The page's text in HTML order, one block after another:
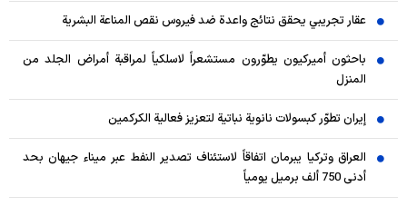
عقار تجريبي يحقق نتائج واعدة ضد فيروس نقص المناعة البشرية
باحثون أميركيون يطوّرون مستشعراً لاسلكياً لمراقبة أمراض الجلد من
المنزل
إيران تطوّر كبسولات نانوية نباتية لتعزيز فعالية الكركمين
العراق وتركيا يبرمان اتفاقاً لاستئناف تصدير النفط عبر ميناء جيهان بحد
أدنى 750 ألف برميل يومياً